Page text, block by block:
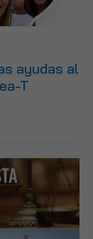
ayudas al
T